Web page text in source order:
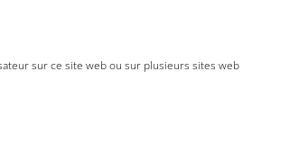
sur ce site web ou sur plusieurs sites web